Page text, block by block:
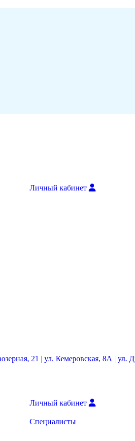
Личный кабинет
21 | ул. Кемеровская, 8А | ул.
Личный кабинет
Специалисты